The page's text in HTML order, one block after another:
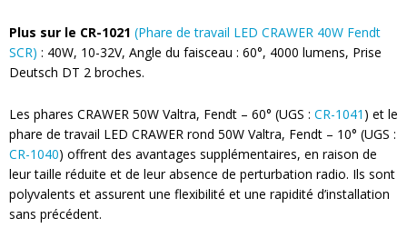
Plus sur le CR-1021 (Phare de travail LED CRAWER 40W Fendt
SCR) : 40W, 10-32V, Angle du faisceau : 60°, 4000 lumens, Prise
Deutsch DT 2 broches.
Les phares CRAWER 50W Valtra, Fendt – 60° (UGS : CR-1041 ) et le
phare de travail LED CRAWER rond 50W Valtra, Fendt – 10° (UGS :
CR-1040) offrent des avantages supplémentaires, en raison de
leur taille réduite et de leur absence de perturbation radio. Ils sont
polyvalents et assurent une flexibilité et une rapidité d’installation
sans précédent.